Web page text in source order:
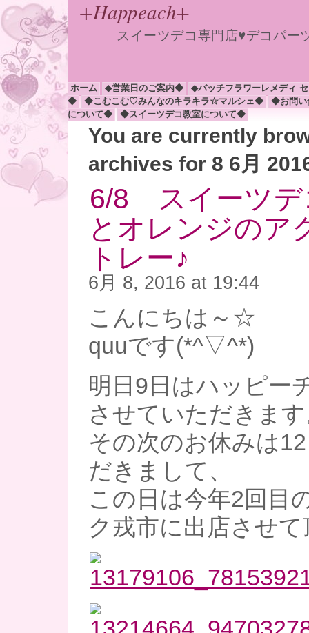
+Happeach+
スイーツデコ専門店♥デコパ
ホーム ◆営業日のご案内◆
◆バッチフラワーレメディ
◆
◆こむこむ♡みんなのキラキラ☆マルシェ◆
◆お問
について◆
◆スイーツデコ教室について◆
You are currently
archives for 8 6月
6/8 スイーツデ
とオレンジのア
トレー♪
6月 8, 2016 at 19:44
こんにちは～☆
quuです(*^▽^*)
明日9日はハッピー
させていただきま
その次のお休みは
だきまして、
この日は今年2回目
ク戎市に出店させ